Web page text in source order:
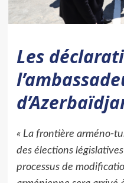
Les
« La frontière arméno-
des élections
processus de